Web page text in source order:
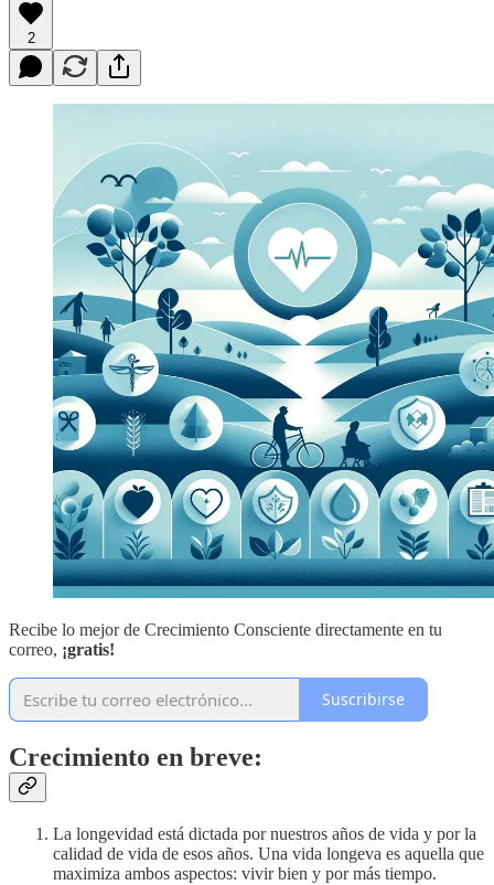
2
Recibe lo mejor de Crecimiento Consciente directamente en tu
correo, ¡gratis!
Suscribirse
Crecimiento en breve:
La longevidad está dictada por nuestros años de vida y por la
calidad de vida de esos años. Una vida longeva es aquella que
maximiza ambos aspectos: vivir bien y por más tiempo.